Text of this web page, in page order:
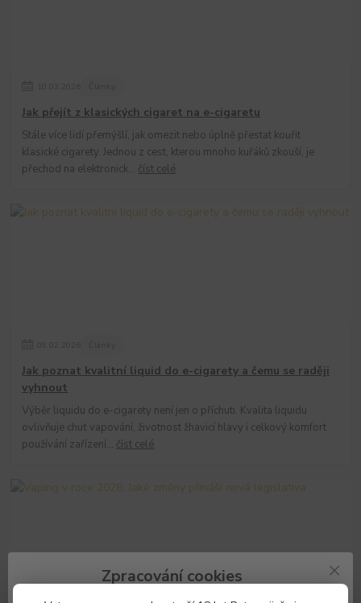
Jak přejít z klasických cigaret na e-cigaretu
Stále více lidí přemýšlí, jak omezit nebo úplně přestat kouřit
klasické cigarety. Jednou z cest, kterou mnoho kuřáků zkouší, je
přechod na elektronick... číst celé
Jak poznat kvalitní liquid do e-cigarety a čemu se raději
vyhnout
Výběr liquidu do e-cigarety není jen o příchuti. Kvalita liquidu
ovlivňuje chuť vapování, životnost žhavicí hlavy i celkový komfort
používání zařízení... číst celé
Zpracování cookies